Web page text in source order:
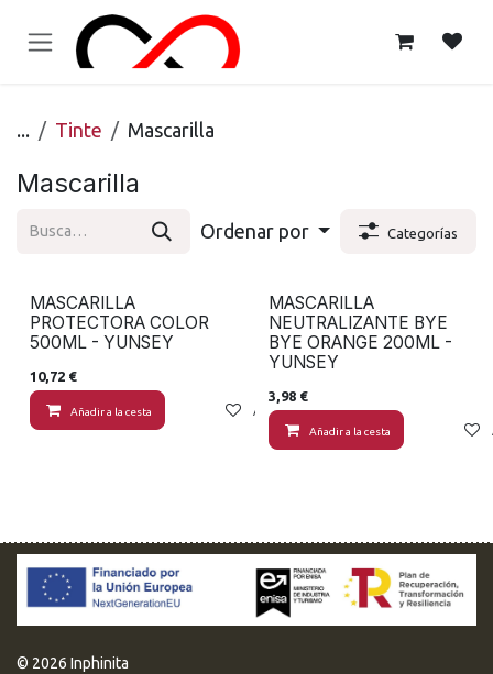
... Tinte Mascarilla
Mascarilla
Ordenar por Categorías
MASCARILLA
PROTECTORA COLOR
500ML - YUNSEY
10,72 €
Añadir a la cesta Añadir a lista de deseos
MASCARILLA
NEUTRALIZANTE BYE
BYE ORANGE 200ML -
YUNSEY
3,98€
Añadir a la cesta
© 2026 Inphinita